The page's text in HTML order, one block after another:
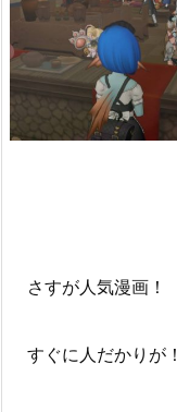
さすが人気漫画！
すぐに人だかりが！